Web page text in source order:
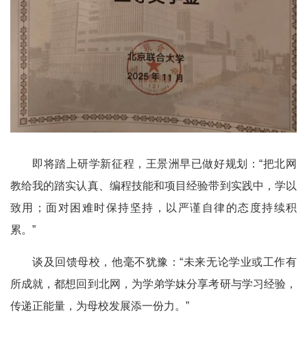
即将踏上研学新征程，王景洲早已做好规划：“把北网
教给我的踏实认真、编程技能和项目经验带到实践中，学以
致用；面对困难时保持坚持，以严谨自律的态度持续积
累。 ”
谈及回馈母校，他毫不犹豫：“未来无论学业或工作有
所成就，都想回到北网，为学弟学妹分享考研与学习经验，
传递正能量，为母校发展添一份力。 ”